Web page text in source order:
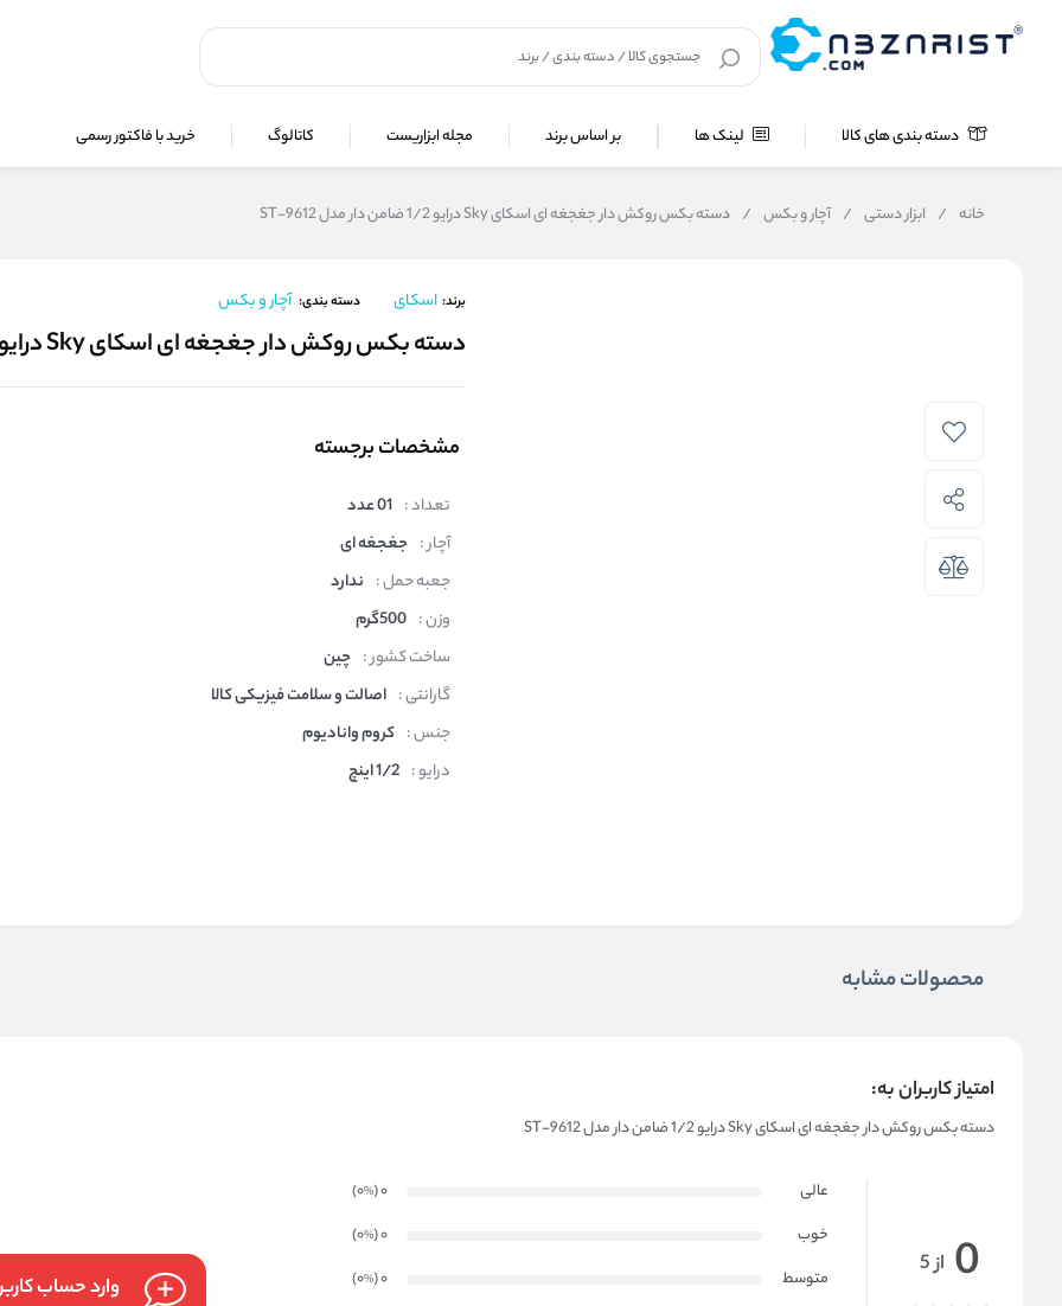
دسته بندی های کالا لینک ها بر اساس برند مجله ابزاریست کاتالوگ خرید با فاکتور رسمی
خانه / ابزار دستی / آچار و بکس / دسته بکس روکش دار جغجغه ای اسکای Sky درایو 1/2 ضامن دار مدل ST-9612
برند: اسکای دسته بندی: آچار و بکس
دسته بکس روکش دار جغجغه ای اسکای Sky درایو 1/2 ضامن دار مدل ST-9612
مشخصات برجسته
تعداد : 01 عدد
آچار : جغجغه ای
جعبه حمل : ندارد
وزن : 500گرم
ساخت کشور : چین
گارانتی : اصالت و سلامت فیزیکی کالا
جنس : کروم وانادیوم
درایو : 1/2 اینچ
محصولات مشابه
امتیاز کاربران به:
دسته بکس روکش دار جغجغه ای اسکای Sky درایو 1/2 ضامن دار مدل ST-9612
0 از 5
عالی 0
(0
%
)
خوب
0
(0
%
)
متوسط
0
(0
%
)
وارد حساب